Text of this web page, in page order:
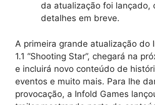
da atualização foi lançado,
detalhes em breve.
A primeira grande atualização do
1.1 “Shooting Star”, chegará na
e incluirá novo conteúdo de
eventos e muito mais. Para lhe
provocação, a Infold Games